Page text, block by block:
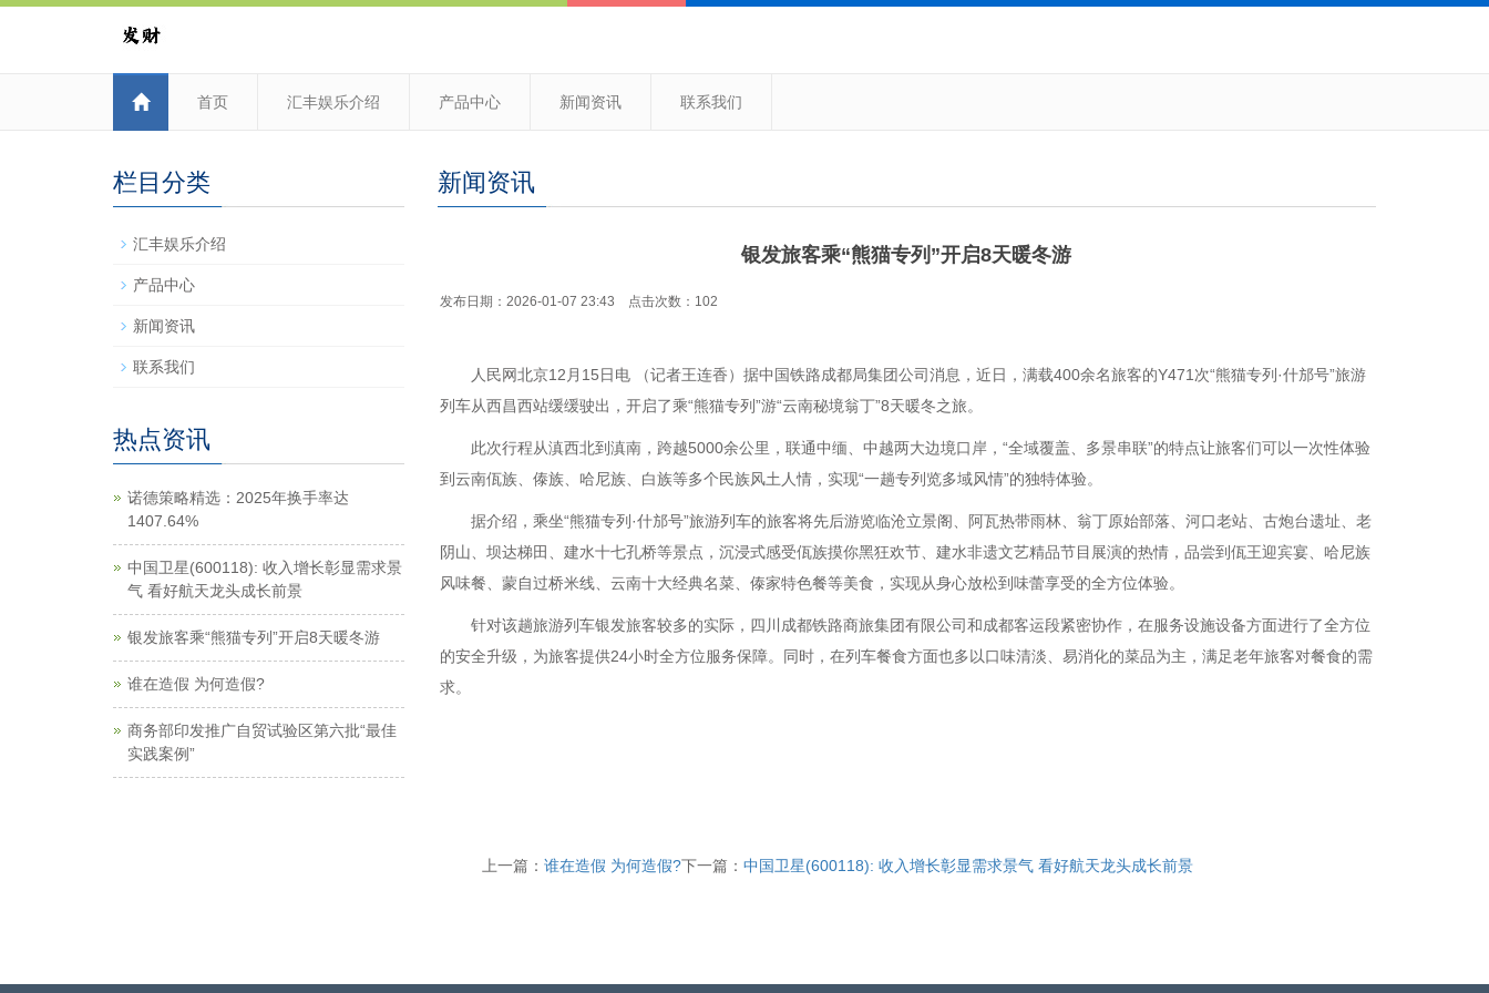
首页 汇丰娱乐介绍 产品中心 新闻资讯 联系我们
新闻资讯
银发旅客乘“熊猫专列”开启8天暖冬游
发布日期：2026-01-07 23:43 点击次数：102
人民网北京12月15日电 （记者王连香）据中国铁路成都局集团公司消息，近日，满载400余名旅客的Y471次“熊猫专列·什邡号”旅游
列车从西昌西站缓缓驶出，开启了乘“熊猫专列”游“云南秘境翁丁”8天暖冬之旅。
此次行程从滇西北到滇南，跨越5000余公里，联通中缅、中越两大边境口岸，“全域覆盖、多景串联”的特点让旅客们可以一次性体验
到云南佤族、傣族、哈尼族、白族等多个民族风土人情，实现“一趟专列览多域风情”的独特体验。
据介绍，乘坐“熊猫专列·什邡号”旅游列车的旅客将先后游览临沧立景阁、阿瓦热带雨林、翁丁原始部落、河口老站、古炮台遗址、老
阴山、坝达梯田、建水十七孔桥等景点，沉浸式感受佤族摸你黑狂欢节、建水非遗文艺精品节目展演的热情，品尝到佤王迎宾宴、哈尼族
风味餐、蒙自过桥米线、云南十大经典名菜、傣家特色餐等美食，实现从身心放松到味蕾享受的全方位体验。
针对该趟旅游列车银发旅客较多的实际，四川成都铁路商旅集团有限公司和成都客运段紧密协作，在服务设施设备方面进行了全方位
的安全升级，为旅客提供24小时全方位服务保障。同时，在列车餐食方面也多以口味清淡、易消化的菜品为主，满足老年旅客对餐食的需
求。
上一篇： 谁在造假 为何造假?下一篇： 中国卫星(600118): 收入增长彰显需求景气 看好航天龙头成长前景
栏目分类
汇丰娱乐介绍
产品中心
新闻资讯
联系我们
热点资讯
诺德策略精选：2025年换手率达
1407.64%
中国卫星(600118): 收入增长彰显需求景
气 看好航天龙头成长前景
银发旅客乘“熊猫专列”开启8天暖冬游
谁在造假 为何造假?
商务部印发推广自贸试验区第六批“最佳
实践案例”